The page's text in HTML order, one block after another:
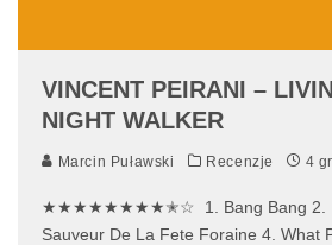
VINCENT PEIRANI –
NIGHT WALKER
Marcin Puławski Recenzje 4
★★★★★★★★✭☆ 1. Bang Bang 2.
Sauveur De La Fete Foraine 4. What